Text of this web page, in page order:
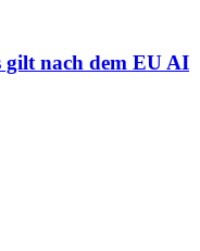
nach dem EU AI